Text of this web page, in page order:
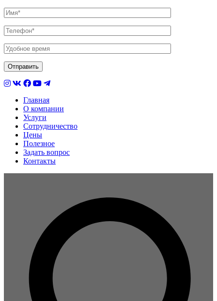
Главная
О компании
Услуги
Сотрудничество
Цены
Полезное
Задать вопрос
Контакты